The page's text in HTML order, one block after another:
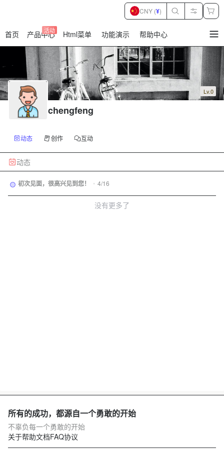
首页 产品中心
活动 Html菜单 功能演示 帮助中心
CNY (¥)
Lv.0
chengfeng
动态 创作 互动
动态
初次见面，很高兴见到您！ • 4/16
没有更多了
所有的成功，都源自一个勇敢的开始
不辜负每一个勇敢的开始
关于帮助文档FAQ协议